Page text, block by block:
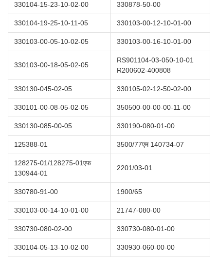
330104-15-23-10-02-00 330878-50-00
330104-19-25-10-11-05 330103-00-12-10-01-00
330103-00-05-10-02-05 330103-00-16-10-01-00
330103-00-18-05-02-05
RS901104-03-050-10-01
R200602-400808
330130-045-02-05 330105-02-12-50-02-00
330101-00-08-05-02-05 350500-00-00-00-11-00
330130-085-00-05 330190-080-01-00
125388-01 3500/77एम 140734-07
128275-01/128275-01एफ
130944-01
2201/03-01
330780-91-00 1900/65
330103-00-14-10-01-00 21747-080-00
330730-080-02-00 330730-080-01-00
330104-05-13-10-02-00 330930-060-00-00